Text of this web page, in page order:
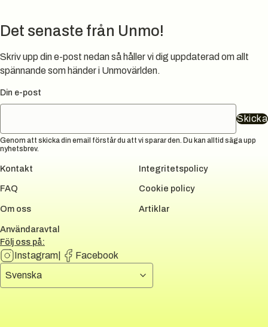
Det senaste från Unmo!
Skriv upp din e-post nedan så håller vi dig uppdaterad om allt
spännande som händer i Unmovärlden.
Din e-post
Skicka
Genom att skicka din email förstår du att vi sparar den. Du kan alltid säga upp
nyhetsbrev.
Kontakt
FAQ
Om oss
Användaravtal
Integritetspolicy
Cookie policy
Artiklar
Följ oss på:
Instagram
Facebook
Välj språk
Svenska